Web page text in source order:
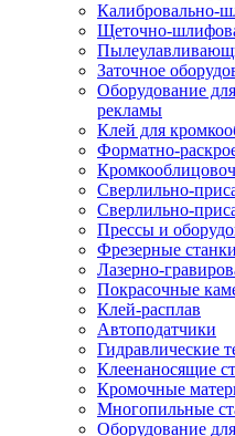
Калибровально-
Щеточно-
Заточное
Оборудование
рекламы
Клей для
Форматно-
Сверлильно-
Сверлильно-
Прессы и
Фрезерные
Лазерно-
Покрасочные
Клей-расплав
Автоподатчики
Гидравлические
Клеенаносящие
Кромочные
Многопильные
Оборудование